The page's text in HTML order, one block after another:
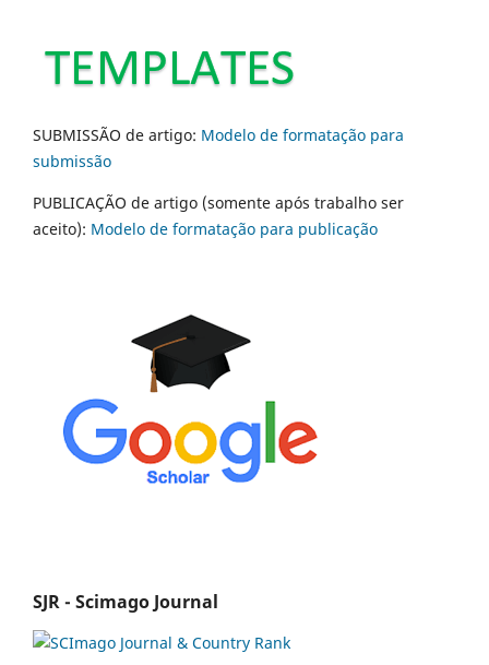
SUBMISSÃO de artigo: Modelo de formatação para
submissão
PUBLICAÇÃO de artigo (somente após trabalho ser
aceito): Modelo de formatação para publicação
SJR - Scimago Journal